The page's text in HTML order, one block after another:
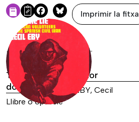
Facebook
Bluesky
Imprimir la fitxa
DADES DE LA FONT
Tipus de font
documental
Llibre o opuscle
Autor
EBY, Cecil